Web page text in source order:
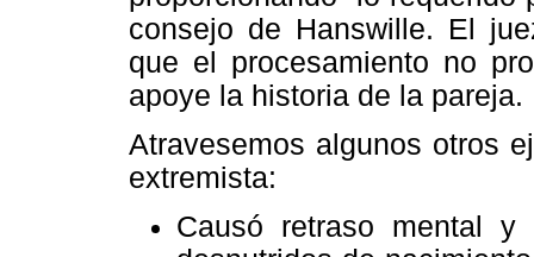
consejo de Hanswille. El
que el procesamiento no
apoye la historia de la pareja.
Atravesemos algunos otros
extremista:
Causó retraso mental